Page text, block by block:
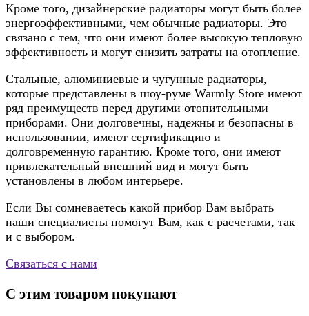
Кроме того, дизайнерские радиаторы могут быть более
энергоэффективными, чем обычные радиаторы. Это
связано с тем, что они имеют более высокую тепловую
эффективность и могут снизить затраты на отопление.
Стальные, алюминиевые и чугунные радиаторы,
которые представлены в шоу-руме Warmly Store имеют
ряд преимуществ перед другими отопительными
приборами. Они долговечны, надежны и безопасны в
использовании, имеют сертификацию и
долговременную гарантию. Кроме того, они имеют
привлекательный внешний вид и могут быть
установлены в любом интерьере.
Если Вы сомневаетесь какой прибор Вам выбрать
наши специалисты помогут Вам, как с расчетами, так
и с выбором.
Связаться с нами
С этим товаром покупают